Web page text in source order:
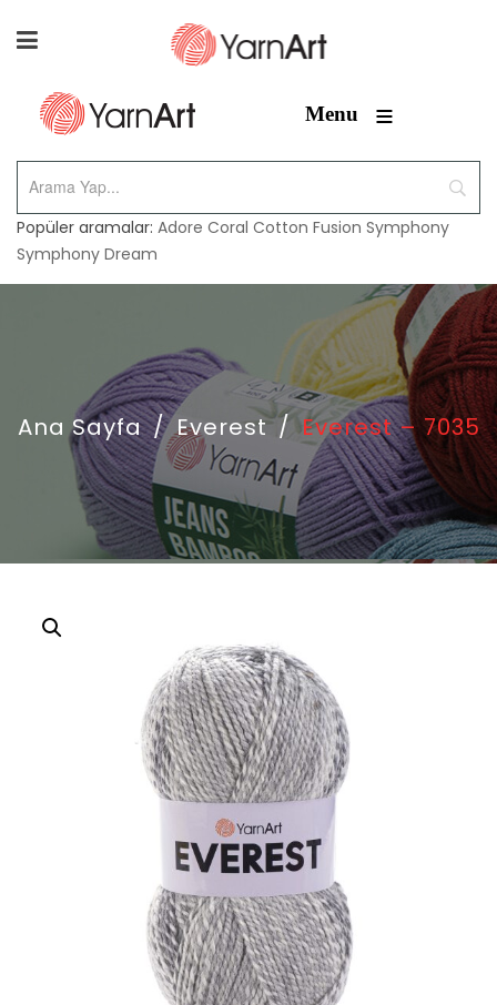
Menu ≡
Popüler aramalar: Adore Coral Cotton Fusion Symphony
Symphony Dream
Ana Sayfa / Everest / Everest – 7035